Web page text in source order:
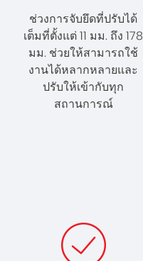
ช่วงการจับยึดที่ปรับได้
เต็มที่ตั้งแต่ 11 มม. ถึง 178
มม. ช่วยให้สามารถใช้
งานได้หลากหลายและ
ปรับให้เข้ากับทุก
สถานการณ์